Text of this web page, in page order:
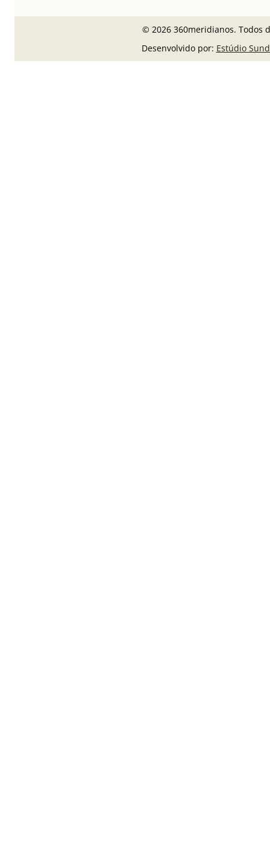
© 2026 360meridianos. Todos
Desenvolvido por: Estúdio